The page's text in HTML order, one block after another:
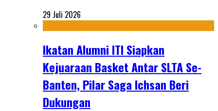
29 Juli 2026
Ikatan Alumni ITI Siapkan
Kejuaraan Basket Antar SLTA Se-
Banten, Pilar Saga Ichsan Beri
Dukungan